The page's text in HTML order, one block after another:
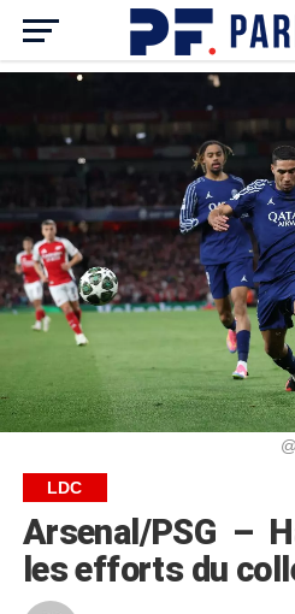
LDC
Arsenal/PSG –
les efforts du